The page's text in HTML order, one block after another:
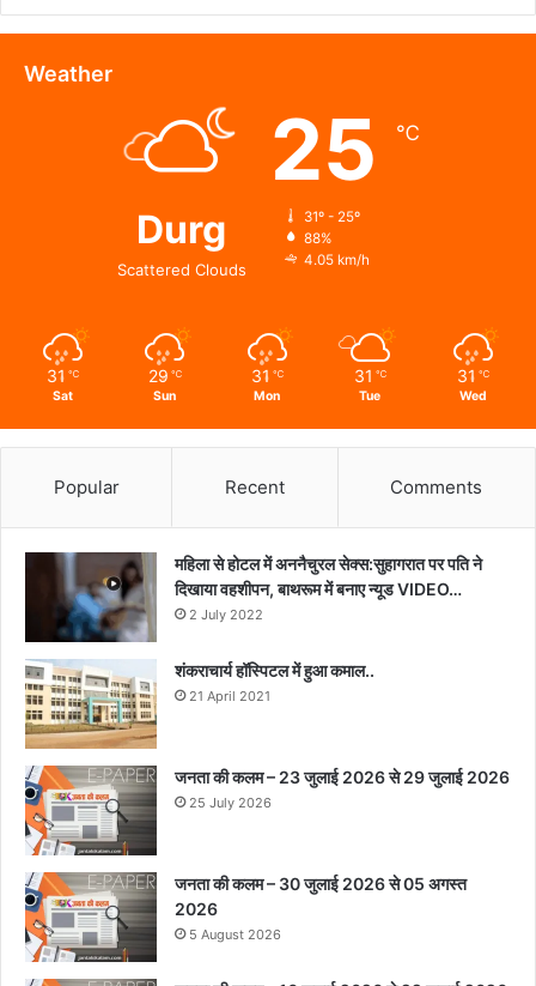
किरण
सिंह
देव
Weather
Durg
Scattered Clouds
25 ℃
31º - 25º
88%
4.05 km/h
31 ℃
Sat
29 ℃
Sun
31 ℃
Mon
31 ℃
Tue
31 ℃
Wed
Popular Recent Comments
महिला से होटल में अननैचुरल सेक्स:सुहागरात पर पति ने
दिखाया वहशीपन, बाथरूम में बनाए न्यूड VIDEO…
2 July 2022
शंकराचार्य हॉस्पिटल में हुआ कमाल..
21 April 2021
जनता की कलम – 23 जुलाई 2026 से 29 जुलाई 2026
25 July 2026
जनता की कलम – 30 जुलाई 2026 से 05 अगस्त
2026
5 August 2026